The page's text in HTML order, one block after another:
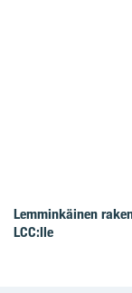
Lemminkäinen
LCC:lle